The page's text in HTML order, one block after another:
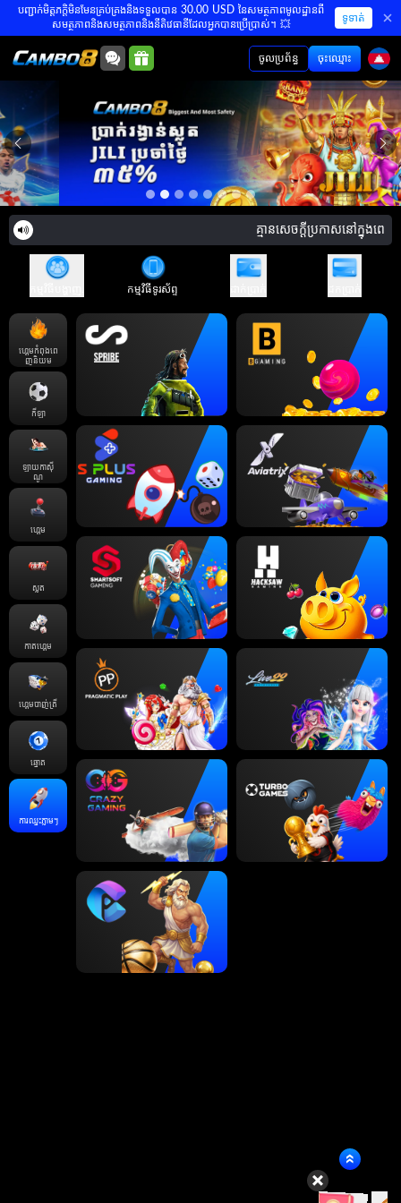
បញ្ជាក់មិត្តភក្តិមិនមែនគ្រប់គ្រងនិងទទួលបាន 30.00 USD នៃសមត្ថភាពមូលដ្ឋានពី
សមត្ថភាពនិងសមត្ថភាពនិងនីតិវេធានីដែលអ្នកបានប្រើប្រាស់។ 💥
ទូទាត់
ចុះឈ្មោះ
ចូលប្រព័ន្ធ
គ្មានសេចក្តីប្រកាសនៅក្នុងពេលឥ
កម្មវិធីទូរស័ព្ទ
ហ្គេមកំពុងពេ
ញនិយម
កីឡា
ឡាយកាសុី
ណូ
ហ្គេម
ស្លត
កាតហ្គេម
ហ្គេមបាញ់ត្រី
ឆ្នោត
ការឈ្នះភ្លាមៗ